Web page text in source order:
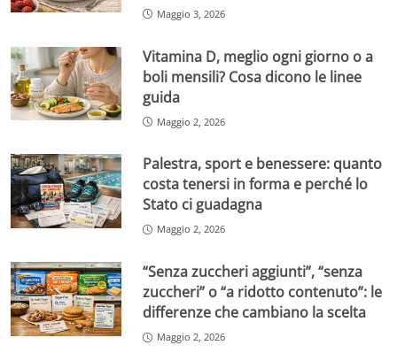
Maggio 3, 2026
Vitamina D, meglio ogni giorno o a
boli mensili? Cosa dicono le linee
guida
Maggio 2, 2026
Palestra, sport e benessere: quanto
costa tenersi in forma e perché lo
Stato ci guadagna
Maggio 2, 2026
“Senza zuccheri aggiunti”, “senza
zuccheri” o “a ridotto contenuto”: le
differenze che cambiano la scelta
Maggio 2, 2026